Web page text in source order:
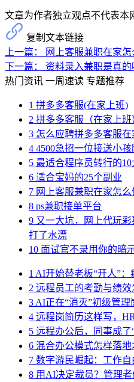
文章为作者独立观点不代表本
复制文本链接
上一篇：
网上客服兼职在家怎
下一篇：
资料录入兼职是真的
热门资讯 一周速读 专题推荐
1 拼多多客服(在家上班)
2 拼多多客服（在家上班
3 怎么应聘拼多多客服
4 4500急招一位接送小孩
5 最适合程序员转行的10
6 适合宝妈的25个副业
7 网上客服兼职在家怎么
8 ps兼职接单平台
9 又一大坑，网上代玩
打了水漂
10 面试官不录用你的暗
1 AI开始替老板“开人”：
2 远程员工的考勤与绩
3 AI正在“消灭”初级管理
4 远程岗简历这样写，
5 远程办公后，同事成了
6 混合办公模式怎样落地
7 数字游民崛起：工作
8 用AI决定裁员？管理